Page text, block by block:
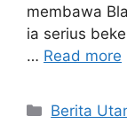
membawa
ia serius
… Read more
Categories
Berita